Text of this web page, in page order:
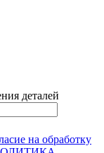
деталей
на обработку